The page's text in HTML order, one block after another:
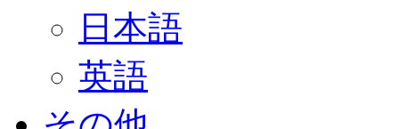
日本語
英語